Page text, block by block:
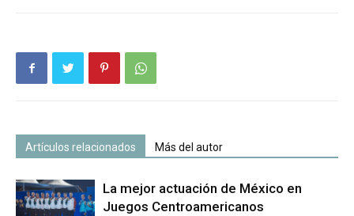
Artículos relacionados Más del autor
La mejor actuación de México en
Juegos Centroamericanos